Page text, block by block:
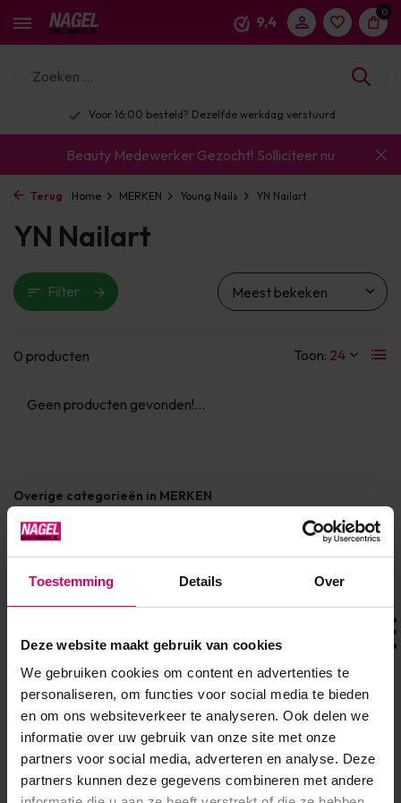
Toestemming Details Over
Deze website maakt gebruik van cookies
We gebruiken cookies om content en advertenties te
personaliseren, om functies voor social media te bieden
en om ons websiteverkeer te analyseren. Ook delen we
informatie over uw gebruik van onze site met onze
partners voor social media, adverteren en analyse. Deze
partners kunnen deze gegevens combineren met andere
9,4
0
Voor 16:00 besteld? Dezelfde werkdag verstuurd
Beauty Medewerker Gezocht! Solliciteer nu
Terug Home MERKEN Young Nails YN Nailart
YN Nailart
Filter
0 producten Toon:
Geen producten gevonden!...
Overige categorieën in MERKEN
Crystal Nails Florence Beauty and Nails